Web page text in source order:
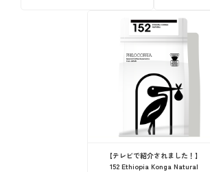
【テレビで紹介されました！】
152 Ethiopia Konga Natural